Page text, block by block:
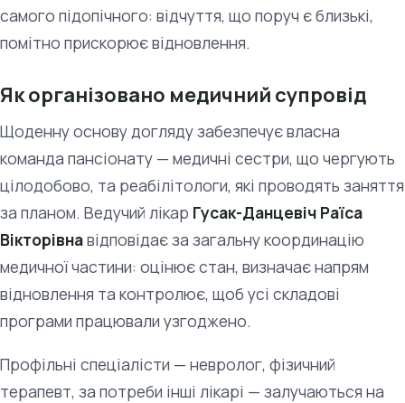
самого підопічного: відчуття, що поруч є близькі,
помітно прискорює відновлення.
Як організовано медичний супровід
Щоденну основу догляду забезпечує власна
команда пансіонату — медичні сестри, що чергують
цілодобово, та реабілітологи, які проводять заняття
за планом. Ведучий лікар Гусак-Данцевіч Раїса
Вікторівнавідповідає за загальну координацію
медичної частини: оцінює стан, визначає напрям
відновлення та контролює, щоб усі складові
програми працювали узгоджено.
Профільні спеціалісти — невролог, фізичний
терапевт, за потреби інші лікарі — залучаються на